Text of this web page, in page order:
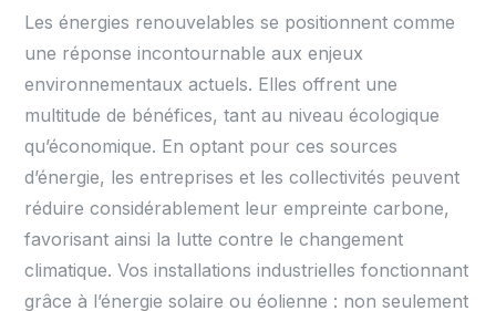
Les énergies renouvelables se positionnent comme
une réponse incontournable aux enjeux
environnementaux actuels. Elles offrent une
multitude de bénéfices, tant au niveau écologique
qu’économique. En optant pour ces sources
d’énergie, les entreprises et les collectivités peuvent
réduire considérablement leur empreinte carbone,
favorisant ainsi la lutte contre le changement
climatique. Vos installations industrielles fonctionnant
grâce à l’énergie solaire ou éolienne : non seulement